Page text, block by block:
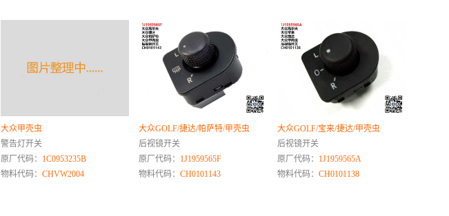
大众甲壳虫
警告灯开关
原厂代码：
1C0953235B
物料代码： CHVW2004
大众GOLF/捷达/帕萨特/甲壳虫
后视镜开关
原厂代码： 1J1959565F
物料代码：CH0101143
大众GOLF/宝来/捷达/甲壳虫
后视镜开关
原厂代码： 1J1959565A
物料代码：CH0101138